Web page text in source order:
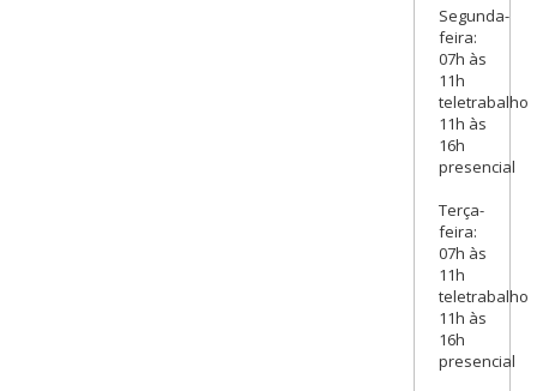
Segunda-
feira:
07h às
11h
teletrabalho
11h às
16h
presencial
Terça-
feira:
07h às
11h
teletrabalho
11h às
16h
presencial